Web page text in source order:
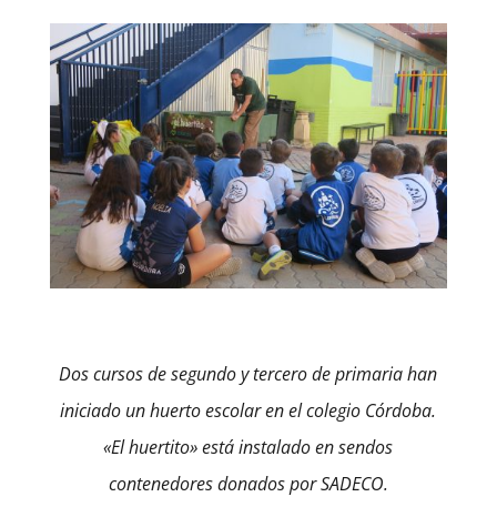
Dos cursos de segundo y tercero de primaria han
iniciado un huerto escolar en el colegio Córdoba.
«Elhuertito» está instalado en sendos
contenedores donados por SADECO.